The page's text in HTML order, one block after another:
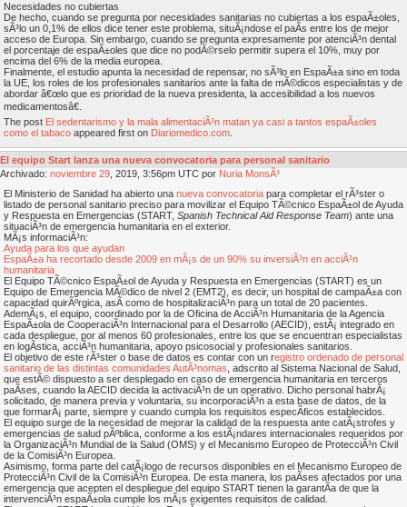
Necesidades no cubiertas
De hecho, cuando se pregunta por necesidades sanitarias no cubiertas a los espaÃ±oles,
sÃ³lo un 0,1% de ellos dice tener este problema, situÃ¡ndose el paÃ­s entre los de mejor
acceso de Europa. Sin embargo, cuando se pregunta expresamente por atenciÃ³n dental
el porcentaje de espaÃ±oles que dice no podÃ©rselo permitir supera el 10%, muy por
encima del 6% de la media europea.
Finalmente, el estudio apunta la necesidad de repensar, no sÃ³lo en EspaÃ±a sino en toda
la UE, los roles de los profesionales sanitarios ante la falta de mÃ©dicos especialistas y de
abordar â€œlo que es prioridad de la nueva presidenta, la accesibilidad a los nuevos
medicamentosâ€.
The post El sedentarismo y la mala alimentaciÃ³n matan ya casi a tantos espaÃ±oles
como el tabaco appeared first on Diariomedico.com
El equipo Start lanza una nueva convocatoria para personal sanitario
Archivado: noviembre 29 , 2019, 3:56pm UTC por Nuria MonsÃ³
El Ministerio de Sanidad ha abierto una nueva convocatoria para completar el rÃ³ster o
listado de personal sanitario preciso para movilizar el Equipo TÃ©cnico EspaÃ±ol de Ayuda
y Respuesta en Emergencias (START, Spanish Technical Aid Response Team) ante una
situaciÃ³n de emergencia humanitaria en el exterior.
MÃ¡s informaciÃ³n:
Ayuda para los que ayudan
EspaÃ±a ha recortado desde 2009 en mÃ¡s de un 90% su inversiÃ³n en acciÃ³n
humanitaria
El Equipo TÃ©cnico EspaÃ±ol de Ayuda y Respuesta en Emergencias (START) es un
Equipo de Emergencia MÃ©dico de nivel 2 (EMT2), es decir, un hospital de campaÃ±a con
capacidad quirÃºrgica, asÃ­ como de hospitalizaciÃ³n para un total de 20 pacientes.
AdemÃ¡s, el equipo, coordinado por la de Oficina de AcciÃ³n Humanitaria de la Agencia
EspaÃ±ola de CooperaciÃ³n Internacional para el Desarrollo (AECID), estÃ¡ integrado en
cada despliegue, por al menos 60 profesionales, entre los que se encuentran especialistas
en logÃ­stica, acciÃ³n humanitaria, apoyo psicosocial y profesionales sanitarios.
El objetivo de este rÃ³ster o base de datos es contar con un registro ordenado de personal
sanitario de las distintas comunidades AutÃ³nomas , adscrito al Sistema Nacional de Salud,
que estÃ© dispuesto a ser desplegado en caso de emergencia humanitaria en terceros
paÃ­ses, cuando la AECID decida la activaciÃ³n de un operativo. Dicho personal habrÃ¡
solicitado, de manera previa y voluntaria, su incorporaciÃ³n a esta base de datos, de la
que formarÃ¡ parte, siempre y cuando cumpla los requisitos especÃ­ficos establecidos.
El equipo surge de la necesidad de mejorar la calidad de la respuesta ante catÃ¡strofes y
emergencias de salud pÃºblica, conforme a los estÃ¡ndares internacionales requeridos por
la OrganizaciÃ³n Mundial de la Salud (OMS) y el Mecanismo Europeo de ProtecciÃ³n Civil
de la ComisiÃ³n Europea.
Asimismo, forma parte del catÃ¡logo de recursos disponibles en el Mecanismo Europeo de
ProtecciÃ³n Civil de la ComisiÃ³n Europea. De esta manera, los paÃ­ses afectados por una
emergencia que acepten el despliegue del equipo START tienen la garantÃ­a de que la
intervenciÃ³n espaÃ±ola cumple los mÃ¡s exigentes requisitos de calidad.